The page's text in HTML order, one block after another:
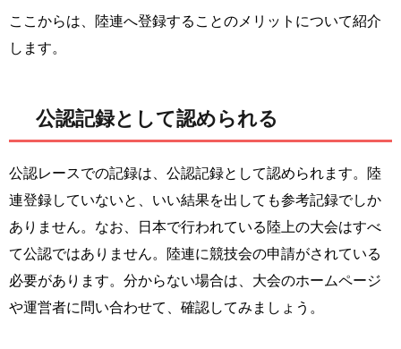
ここからは、陸連へ登録することのメリットについて紹介
します。
公認記録として認められる
公認レースでの記録は、公認記録として認められます。陸
連登録していないと、いい結果を出しても参考記録でしか
ありません。なお、日本で行われている陸上の大会はすべ
て公認ではありません。陸連に競技会の申請がされている
必要があります。分からない場合は、大会のホームページ
や運営者に問い合わせて、確認してみましょう。